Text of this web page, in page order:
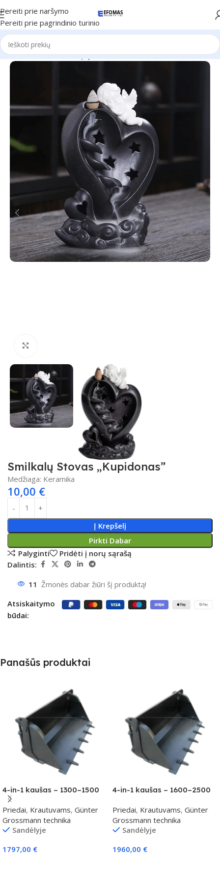
Pereiti prie naršymo
Pereiti prie pagrindinio turinio
Pradžia Namams Kvapų difuzoriai
Smilkalų Stovas „Kupidonas”
Medžiaga: Keramika
10,00 €
Į Krepšelį
Pirkti Dabar
Palyginti
Pridėti į norų sąrašą
Dalintis:
11 Žmonės dabar žiūri šį produktą!
Atsiskaitymo
būdai:
Panašūs produktai
4-in-1 kaušas – 1300–1500
kg klasei
Priedai, Krautuvams, Günter
Grossmann technika
Sandėlyje
1797,00 €
4-in-1 kaušas – 1600–2500
Priedai, Krautuvams, Günter
Grossmann technika
Sandėlyje
1960,00 €